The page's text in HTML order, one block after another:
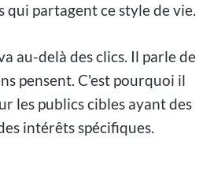
qui partagent ce style de vie.
au-delà des clics. Il parle de
pensent. C'est pourquoi il
les publics cibles ayant des
intérêts spécifiques.